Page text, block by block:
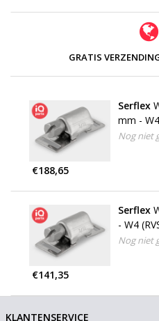
GRATIS
Serflex
mm -
Nog niet
€188,65
Serflex
- W4
Nog niet
€141,35
KLANTENSERVICE